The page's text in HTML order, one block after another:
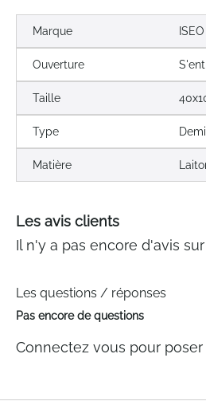
Marque ISEO
Ouverture
Taille
Type
Matière
Les avis clients
Il n'y a pas encore d'avis
Les questions / réponses
Pas encore de questions
Connectez vous pour